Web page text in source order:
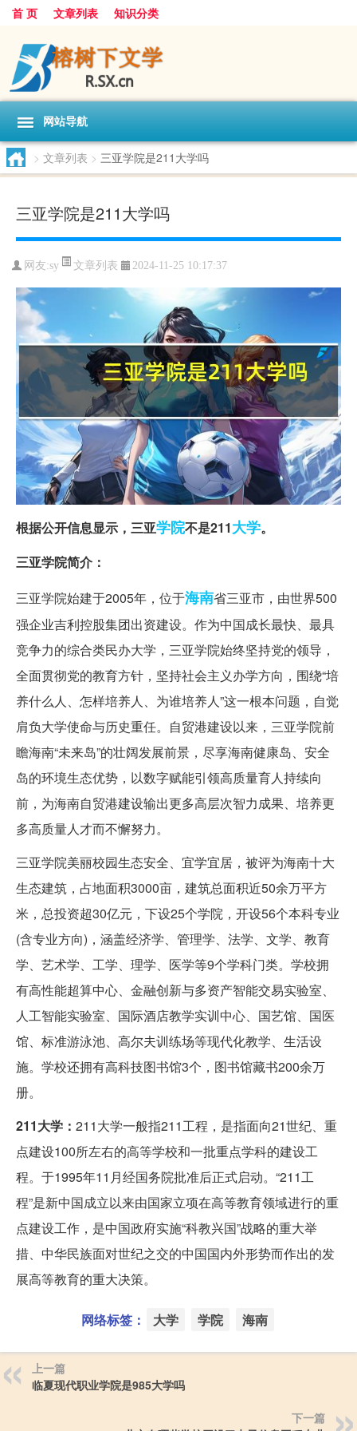
首 页 文章列表 知识分类
网站导航
> 文章列表 > 三亚学院是211大学吗
三亚学院是211大学吗
网友:sy 文章列表 2024-11-25 10:17:37
根据公开信息显示，三亚学院不是211大学。
三亚学院简介：
三亚学院始建于2005年，位于海南省三亚市，由世界500
强企业吉利控股集团出资建设。作为中国成长最快、最具
竞争力的综合类民办大学，三亚学院始终坚持党的领导，
全面贯彻党的教育方针，坚持社会主义办学方向，围绕“培
养什么人、怎样培养人、为谁培养人”这一根本问题，自觉
肩负大学使命与历史重任。自贸港建设以来，三亚学院前
瞻海南“未来岛”的壮阔发展前景，尽享海南健康岛、安全
岛的环境生态优势，以数字赋能引领高质量育人持续向
前，为海南自贸港建设输出更多高层次智力成果、培养更
多高质量人才而不懈努力。
三亚学院美丽校园生态安全、宜学宜居，被评为海南十大
生态建筑，占地面积3000亩，建筑总面积近50余万平方
米，总投资超30亿元，下设25个学院，开设56个本科专业
(含专业方向)，涵盖经济学、管理学、法学、文学、教育
学、艺术学、工学、理学、医学等9个学科门类。学校拥
有高性能超算中心、金融创新与多资产智能交易实验室、
人工智能实验室、国际酒店教学实训中心、国艺馆、国医
馆、标准游泳池、高尔夫训练场等现代化教学、生活设
施。学校还拥有高科技图书馆3个，图书馆藏书200余万
册。
211大学： 211大学一般指211工程，是指面向21世纪、重
点建设100所左右的高等学校和一批重点学科的建设工
程。于1995年11月经国务院批准后正式启动。“211工
程”是新中国成立以来由国家立项在高等教育领域进行的重
点建设工作，是中国政府实施“科教兴国”战略的重大举
措、中华民族面对世纪之交的中国国内外形势而作出的发
展高等教育的重大决策。
网络标签： 大学 学院 海南
上一篇
临夏现代职业学院是985大学吗
下一篇